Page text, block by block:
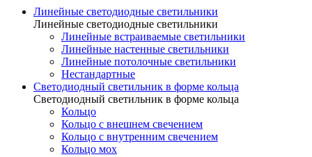
Линейные светодиодные светильники
Линейные светодиодные светильники
Линейные встраиваемые светильники
Линейные настенные светильники
Линейные потолочные светильники
Нестандартные
Светодиодный светильник в форме кольца
Светодиодный светильник в форме кольца
Кольцо
Кольцо с внешнем свечением
Кольцо с внутренним свечением
Кольцо мох